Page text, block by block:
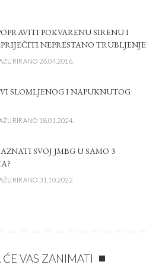
POKVARENU SIRENU I
NEPRESTANO TRUBLJENJE
26.04.2016.
SLOMLJENOG I NAPUKNUTOG
18.01.2024.
SVOJ JMBG U SAMO 3
31.10.2022.
VAS ZANIMATI